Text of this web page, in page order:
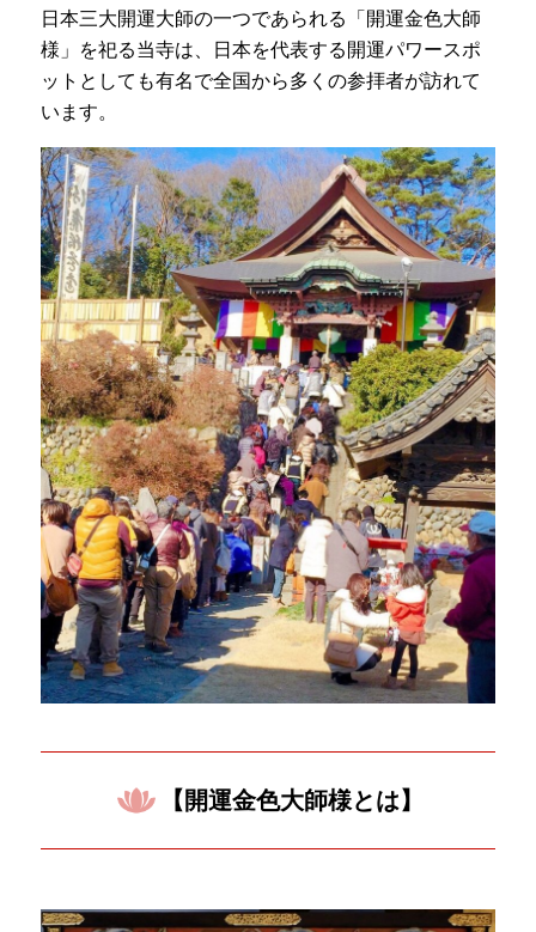
日本三大開運大師の一つであられる「開運金色大師
様」を祀る当寺は、日本を代表する開運パワースポ
ットとしても有名で全国から多くの参拝者が訪れて
います。
【開運金色大師様とは】